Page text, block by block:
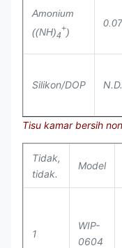
Amonium
((NH)4
+)
Silikon/DOP N.D.
Tisu kamar bersih
Tidak,
tidak.
Model
1
WIP-
0604